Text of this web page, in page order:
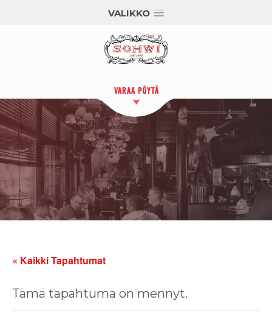
VALIKKO
VARAA PÖYTÄ
« Kaikki Tapahtumat
Tämä tapahtuma on mennyt.